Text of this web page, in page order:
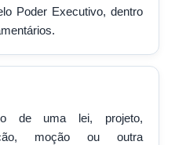
Poder Executivo, dentro
de uma lei, projeto,
moção ou outra